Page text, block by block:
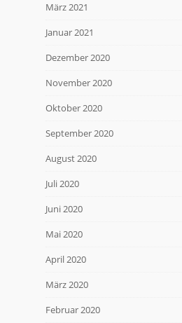
März 2021
Januar 2021
Dezember 2020
November 2020
Oktober 2020
September 2020
August 2020
Juli 2020
Juni 2020
Mai 2020
April 2020
März 2020
Februar 2020